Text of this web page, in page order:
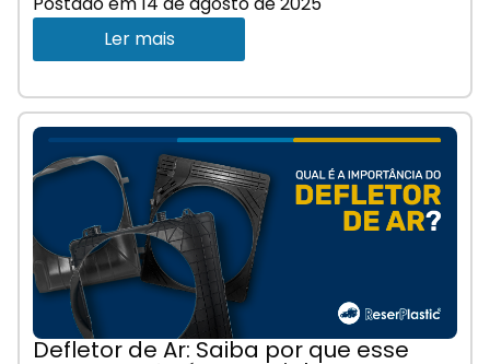
Ler mais
Defletor de Ar: Saiba por que esse